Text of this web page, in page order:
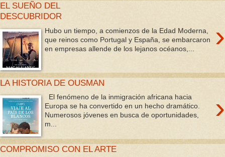
EL SUEÑO DEL
DESCUBRIDOR
›
Hubo un tiempo, a comienzos de la Edad Moderna,
que reinos como Portugal y España, se embarcaron
en empresas allende de los lejanos océanos,...
LA HISTORIA DE OUSMAN
›
El fenómeno de la inmigración africana hacia
Europa se ha convertido en un hecho dramático.
Numerosos jóvenes en busca de oportunidades,
m...
COMPROMISO CON EL ARTE